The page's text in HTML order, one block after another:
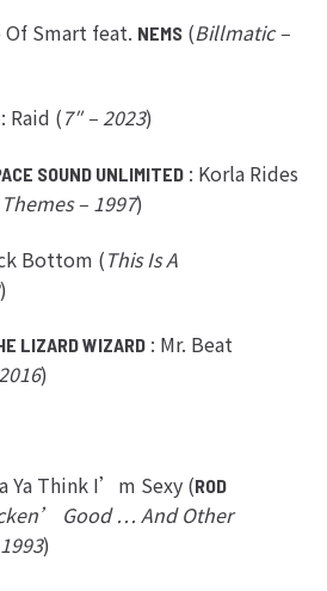
Of Smart feat. NEMS (Billmatic –
: Raid (7″ – 2023)
SOUND UNLIMITED : Korla Rides
– 1997)
Bottom (This Is A
)
LIZARD WIZARD : Mr. Beat
)
Ya Think I’m Sexy (ROD
Good … And Other
)